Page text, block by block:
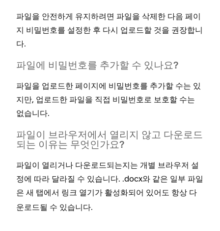
파일을 안전하게 유지하려면 파일을 삭제한 다음 페이
지 비밀번호를 설정한 후 다시 업로드할 것을 권장합니
다.
파일에 비밀번호를 추가할 수 있나요?
파일을 업로드한 페이지에 비밀번호를 추가할 수는 있
지만, 업로드한 파일을 직접 비밀번호로 보호할 수는
없습니다.
파일이 브라우저에서 열리지 않고 다운로드
되는 이유는 무엇인가요?
파일이 열리거나 다운로드되는지는 개별 브라우저 설
정에 따라 달라질 수 있습니다. .docx와 같은 일부 파일
은 새 탭에서 링크 열기 가 활성화되어 있어도 항상 다
운로드될 수 있습니다.